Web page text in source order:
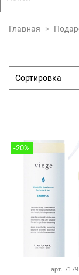
Главная
-20%
арт.